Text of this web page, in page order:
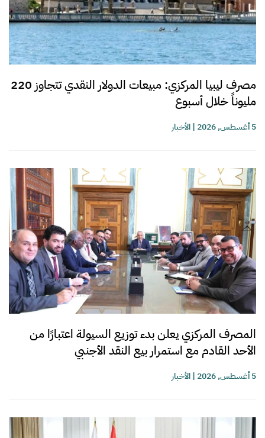
مصرف ليبيا المركزي: مبيعات الدولار النقدي تتجاوز 220
مليوناً خلال أسبوع
5 أغسطس, 2026 |الأخبار
المصرف المركزي يعلن بدء توزيع السيولة اعتبارًا من
الأحد القادم مع استمرار بيع النقد الأجنبي
5 أغسطس, 2026 |الأخبار